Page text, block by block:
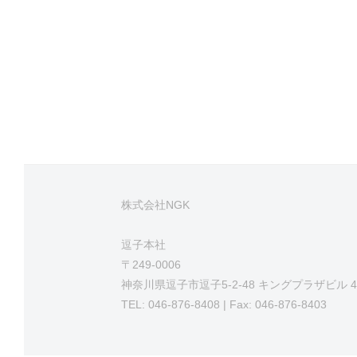
株式会社NGK
逗子本社
〒249-0006
神奈川県逗子市逗子5-2-48 キングプラザビル
TEL: 046-876-8408 | Fax: 046-876-8403